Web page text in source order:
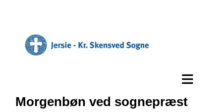
Morgenbøn ved sognepræst